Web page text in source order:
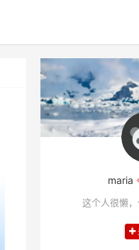
maria
这个人很懒